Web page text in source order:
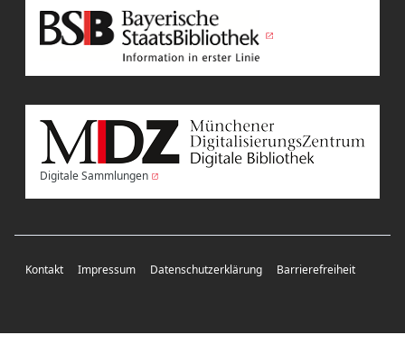
Digitale Sammlungen
Kontakt Impressum Datenschutzerklärung Barrierefreiheit